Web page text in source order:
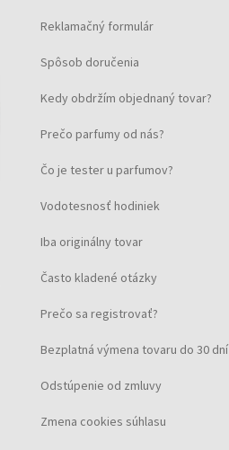
Reklamačný formulár
Spôsob doručenia
Kedy obdržím objednaný tovar?
Prečo parfumy od nás?
Čo je tester u parfumov?
Vodotesnosť hodiniek
Iba originálny tovar
Často kladené otázky
Prečo sa registrovať?
Bezplatná výmena tovaru do 30 dní
Odstúpenie od zmluvy
Zmena cookies súhlasu